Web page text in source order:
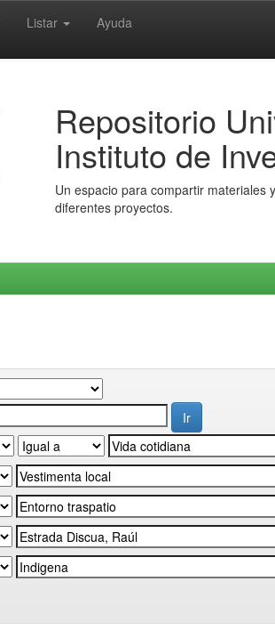
Listar Ayuda
Repositorio
Instituto de
Un espacio para compartir materiales
diferentes proyectos.